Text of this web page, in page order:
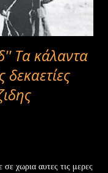
Τα κάλαντα
χωρια αυτες τις μερες